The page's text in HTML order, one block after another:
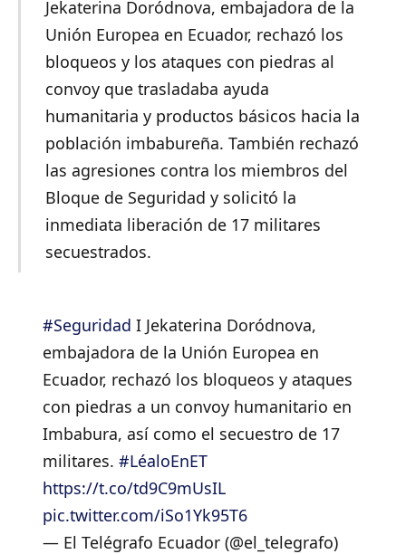
Jekaterina Doródnova, embajadora de la
Unión Europea en Ecuador, rechazó los
bloqueos y los ataques con piedras al
convoy que trasladaba ayuda
humanitaria y productos básicos hacia la
población imbabureña. También rechazó
las agresiones contra los miembros del
Bloque de Seguridad y solicitó la
inmediata liberación de 17 militares
secuestrados.
#Seguridad I Jekaterina Doródnova,
embajadora de la Unión Europea en
Ecuador, rechazó los bloqueos y ataques
con piedras a un convoy humanitario en
Imbabura, así como el secuestro de 17
militares. #LéaloEnET
https://t.co/td9C9mUsIL
pic.twitter.com/iSo1Yk95T6
— El Telégrafo Ecuador (@el_telegrafo)